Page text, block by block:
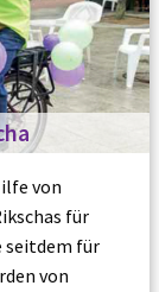
von
für
seitdem für
von